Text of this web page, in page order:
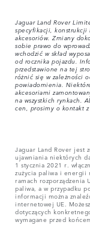
Jaguar Land Rover
specyfikacji, konstrukcji
akcesoriów. Zmiany
sobie prawo do
wchodzić w skład
od rocznika pojazdu.
przedstawione na tej
różnić się w zależności
powiadomienia.
akcesoriami
na wszystkich rynkach.
cen, prosimy o kontakt z
Jaguar Land Rover jest
ujawniania niektórych
1 stycznia 2021 r.
zużycia paliwa i energii
ramach rozporządzenia
paliwa, a w przypadku
informacji można
internetowej UE.
dotyczących
wymagane przed